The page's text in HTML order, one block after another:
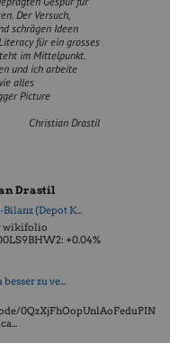
Der Versuch,
schrägen Ideen
für ein grosses
im Mittelpunkt.
und ich arbeite
alles
Picture
Christian Drastil
Drastil
(Depot K...
wikifolio
+0.04%
zu ve...
0QzXjFhOopUnlAoFeduPIN